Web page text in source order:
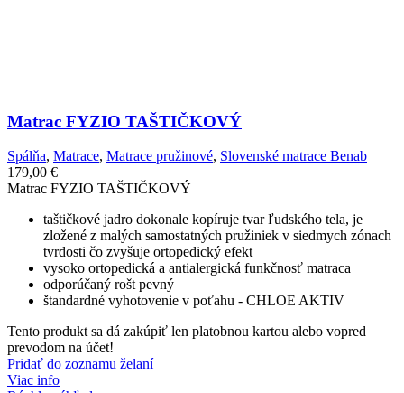
Matrac FYZIO TAŠTIČKOVÝ
Spálňa, Matrace, Matrace pružinové, Slovenské matrace Benab
179,00 €
Matrac FYZIO TAŠTIČKOVÝ
taštičkové jadro dokonale kopíruje tvar ľudského tela, je
zložené z malých samostatných pružiniek v siedmych zónach
tvrdosti čo zvyšuje ortopedický efekt
vysoko ortopedická a antialergická funkčnosť matraca
odporúčaný rošt pevný
štandardné vyhotovenie v poťahu - CHLOE AKTIV
Tento produkt sa dá zakúpiť len platobnou kartou alebo vopred
prevodom na účet!
Pridať do zoznamu želaní
Viac info